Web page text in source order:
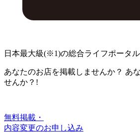
日本最大級(※1)の総合ライフポータ
あなたのお店を掲載しませんか？ あ
せんか？!
無料掲載・
内容変更のお申し込み